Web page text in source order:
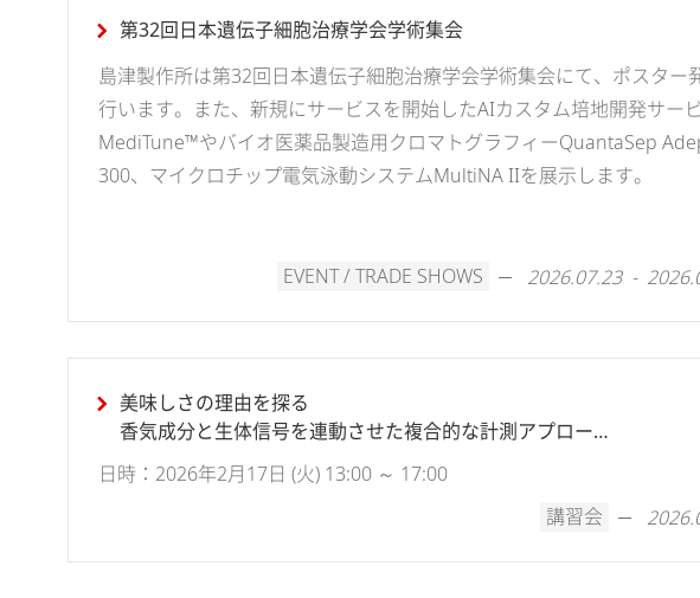
第32回日本遺伝子細胞治療学会学術集会
島津製作所は第32回日本遺伝子細胞治療学会学術集会にて、ポスター
行います。また、新規にサービスを開始したAIカスタム培地開発サー
MediTune™やバイオ医薬品製造用クロマトグラフィーQuantaSep
300、マイクロチップ電気泳動システムMultiNA IIを展示します。
EVENT / TRADE SHOWS 2026.07.23 -
美味しさの理由を探る
香気成分と生体信号を連動させた複合的な計測アプローチ
～香り分析の新しい世界～
日時：2026年2月17日 (火) 13:00 ～ 17:00
講習会